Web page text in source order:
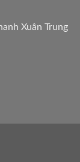
Xuân Trung